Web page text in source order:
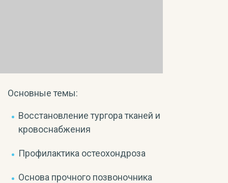
Основные темы:
Восстановление тургора тканей и
кровоснабжения
Профилактика остеохондроза
Основа прочного позвоночника